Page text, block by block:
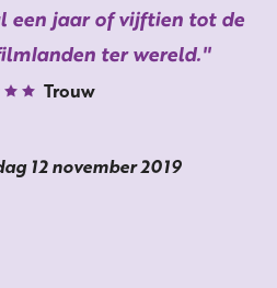
een jaar of vijftien tot de
ter wereld.
Trouw
12 november 2019